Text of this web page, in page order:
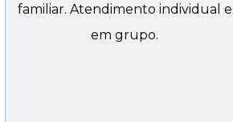
familiar. Atendimento individual e
em grupo.